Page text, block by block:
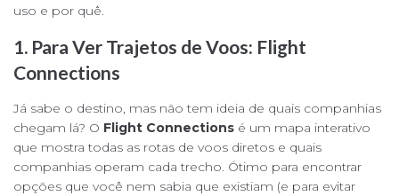
uso e por quê.
1. Para Ver Trajetos de Voos: Flight
Connections
Já sabe o destino, mas não tem ideia de quais companhias
chegam lá? O Flight Connections é um mapa interativo
que mostra todas as rotas de voos diretos e quais
companhias operam cada trecho. Ótimo para encontrar
opções que você nem sabia que existiam (e para evitar